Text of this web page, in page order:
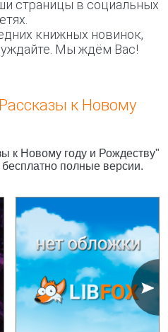
страницы в социальных
книжных новинок,
Мы ждём Вас!
к Новому
к Новому году и Рождеству"
бесплатно полные версии.